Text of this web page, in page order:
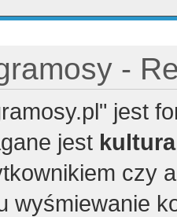
-
jest
jest
czy
wyśmiewanie